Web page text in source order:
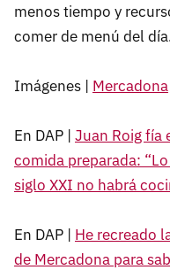
menos tiempo y
comer de menú del
Imágenes | Mercadona
En DAP | Juan Roig fía
comida preparada:
siglo XXI no habrá
En DAP | He recreado
de Mercadona para